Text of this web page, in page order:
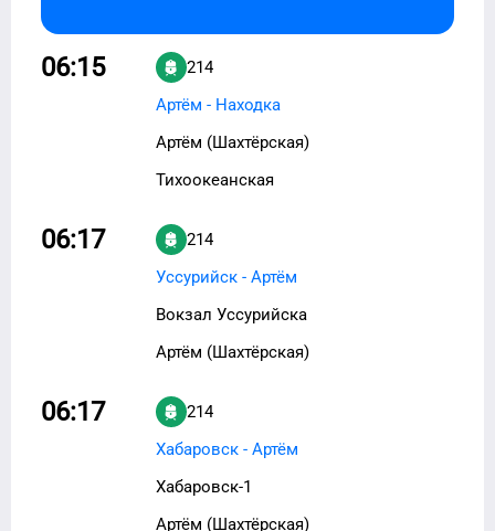
06:15
214
Артём - Находка
Артём (Шахтёрская)
Тихоокеанская
06:17
214
Уссурийск - Артём
Вокзал Уссурийска
Артём (Шахтёрская)
06:17
214
Хабаровск - Артём
Хабаровск-1
Артём (Шахтёрская)